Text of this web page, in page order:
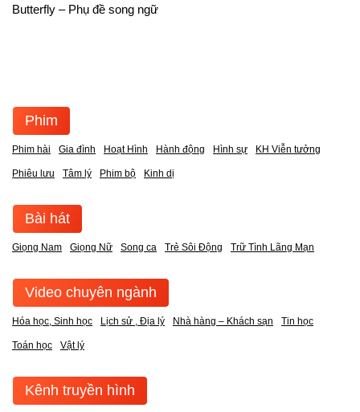
Butterfly – Phụ đề song ngữ
Phim
Phim hài Gia đình Hoạt Hình Hành động Hình sự KH Viễn tưởng
Phiêu lưu Tâm lý Phim bộ Kinh dị
Bài hát
Giọng Nam Giọng Nữ Song ca Trẻ Sôi Động Trữ Tình Lãng Mạn
Video chuyên ngành
Hóa học, Sinh học Lịch sử , Địa lý Nhà hàng – Khách sạn Tin học
Toán học Vật lý
Kênh truyền hình